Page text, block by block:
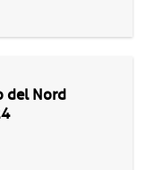
del Nord